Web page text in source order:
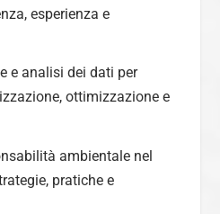
esperienza e
e analisi dei dati per
ottimizzazione e
ambientale nel
pratiche e